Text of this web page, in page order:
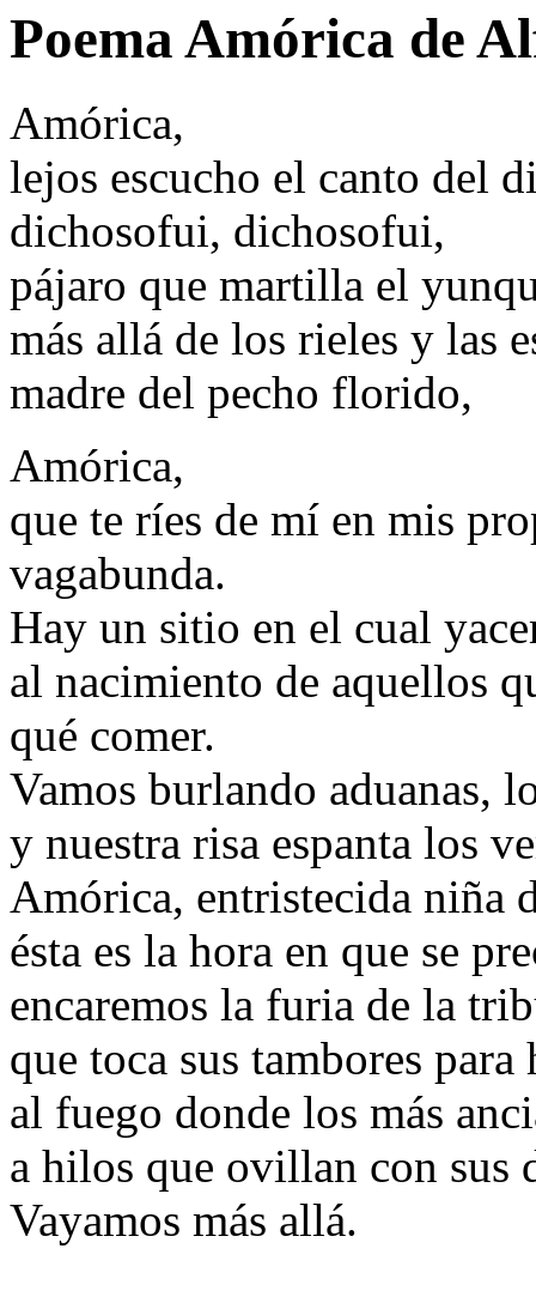
Poema Amórica de
Amórica,
lejos escucho el canto del
dichosofui, dichosofui,
pájaro que martilla el
más allá de los rieles y las
madre del pecho florido,
Amórica,
que te ríes de mí en mis
vagabunda.
Hay un sitio en el cual
al nacimiento de aquellos
qué comer.
Vamos burlando aduanas,
y nuestra risa espanta los
Amórica, entristecida niña
ésta es la hora en que se
encaremos la furia de la
que toca sus tambores
al fuego donde los más
a hilos que ovillan con sus
Vayamos más allá.